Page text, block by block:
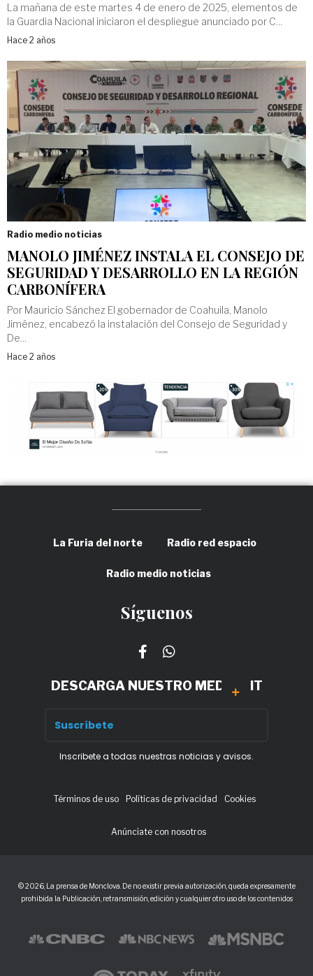
La mañana de este martes 4 de enero de 2025, elementos de
la Guardia Nacional iniciaron el despliegue anunciado por C...
Hace 2 años
Radio medio noticias
MANOLO JIMÉNEZ INSTALA EL CONSEJO DE
SEGURIDAD Y DESARROLLO EN LA REGIÓN
CARBONÍFERA
Por Mauricio Sánchez El gobernador de Coahuila, Manolo
Jiménez, encabezó la instalación del Consejo de Seguridad y
De...
Hace 2 años
La Furia del norte Radio red espacio
Radio medio noticias
Síguenos
DESCARGA NUESTRO MEDIA KIT
Inscribete a todas nuestras noticias y avisos.
Términos de uso Políticas de privacidad Cookies
Anúnciate con nosotros
© 2026, La prensa de Monclova. De no existir previa autorización, queda expresamente
prohibida la Publicación, retransmisión, edición y cualquier otro uso de los contenidos